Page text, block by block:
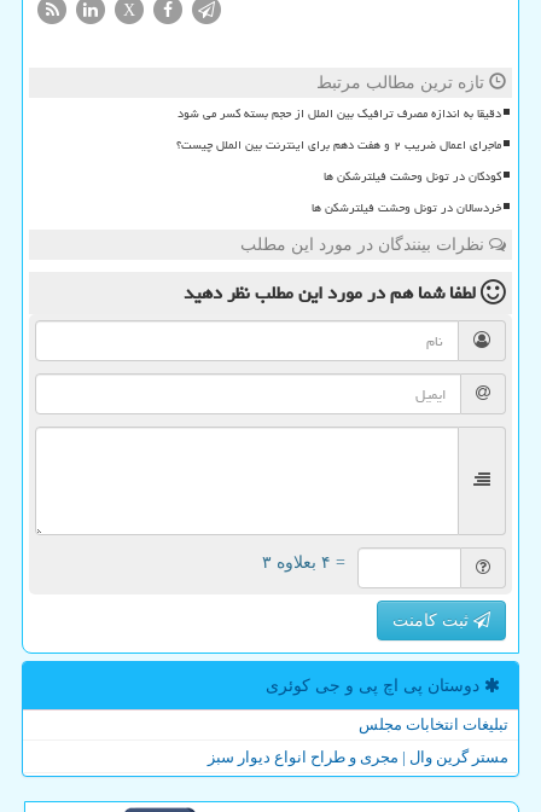
X
تازه ترین مطالب مرتبط
دقیقا به اندازه مصرف ترافیک بین الملل از حجم بسته کسر می شود
ماجرای اعمال ضریب ۲ و هفت دهم برای اینترنت بین الملل چیست؟
کودکان در تونل وحشت فیلترشکن ها
خردسالان در تونل وحشت فیلترشکن ها
نظرات بینندگان در مورد این مطلب
لطفا شما همدر مورد این مطلبنظر دهید
= ۴ بعلاوه ۳
ثبت کامنت
دوستان پی اچ پی و جی كوئری
تبلیغات انتخابات مجلس
مستر گرین وال | مجری و طراح انواع دیوار سبز